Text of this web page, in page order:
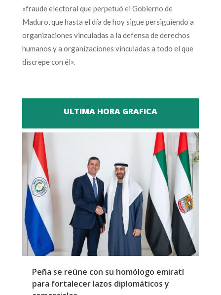
«fraude electoral que perpetuó el Gobierno de
Maduro, que hasta el día de hoy sigue persiguiendo a
organizaciones vinculadas a la defensa de derechos
humanos y a organizaciones vinculadas a todo el que
discrepe con él».
ULTIMA HORA GRAFICA
Peña se reúne con su homólogo emiratí
para fortalecer lazos diplomáticos y